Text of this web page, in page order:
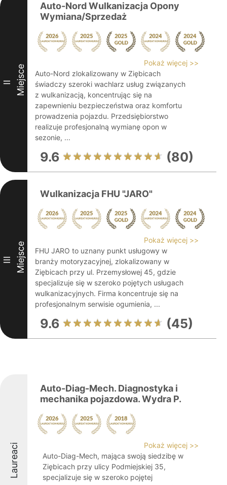
II Miejsce
Auto-Nord Wulkanizacja Opony
Wymiana/Sprzedaż
Pokaż więcej >>
Auto-Nord zlokalizowany w Ziębicach
świadczy szeroki wachlarz usług związanych
z wulkanizacją, koncentrując się na
zapewnieniu bezpieczeństwa oraz komfortu
prowadzenia pojazdu. Przedsiębiorstwo
realizuje profesjonalną wymianę opon w
sezonie, ...
9.6 (80)
III Miejsce
Wulkanizacja FHU "JARO"
Pokaż więcej >>
FHU JARO to uznany punkt usługowy w
branży motoryzacyjnej, zlokalizowany w
Ziębicach przy ul. Przemysłowej 45, gdzie
specjalizuje się w szeroko pojętych usługach
wulkanizacyjnych. Firma koncentruje się na
profesjonalnym serwisie ogumienia, ...
9.6 (45)
Laureaci
Auto-Diag-Mech. Diagnostyka i
mechanika pojazdowa. Wydra P.
Pokaż więcej >>
Auto-Diag-Mech, mająca swoją siedzibę w
Ziębicach przy ulicy Podmiejskiej 35,
specjalizuje się w szeroko pojętej